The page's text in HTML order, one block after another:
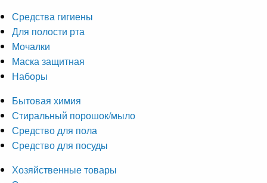
Средства гигиены
Для полости рта
Мочалки
Маска защитная
Наборы
Бытовая химия
Стиральный порошок/мыло
Средство для пола
Средство для посуды
Хозяйственные товары